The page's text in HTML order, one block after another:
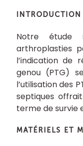
Notre étude
arthroplasties
l’indication de
genou (PTG)
l’utilisation des
septiques
terme de survie
MATÉRIELS ET